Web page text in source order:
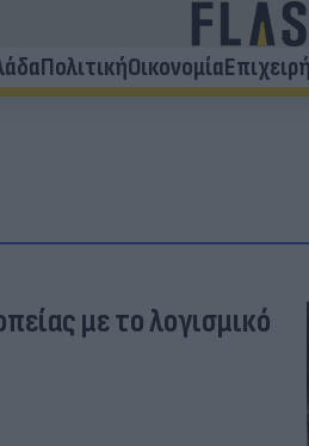
ΠολιτικήΟικονομία
με το λογισμικό